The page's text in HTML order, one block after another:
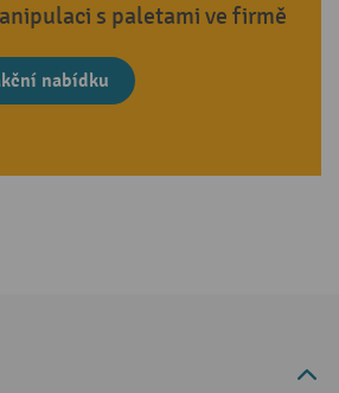
s paletami ve firmě
nabídku